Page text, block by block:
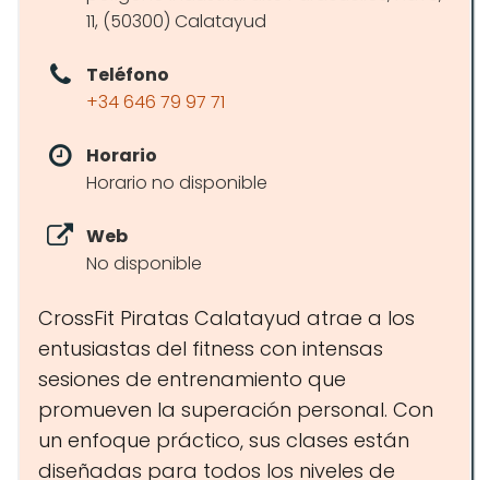
11, (50300) Calatayud
Teléfono
+34 646 79 97 71
Horario
Horario no disponible
Web
No disponible
CrossFit Piratas Calatayud atrae a los
entusiastas del fitness con intensas
sesiones de entrenamiento que
promueven la superación personal. Con
un enfoque práctico, sus clases están
diseñadas para todos los niveles de